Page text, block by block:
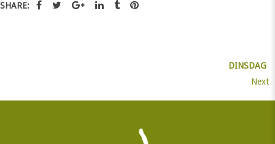
SHARE:
DINSDAG
Next